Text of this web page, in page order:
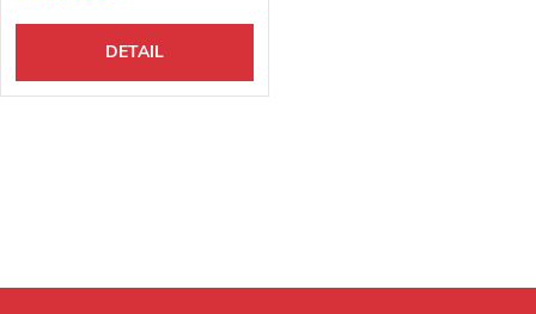
DETAIL